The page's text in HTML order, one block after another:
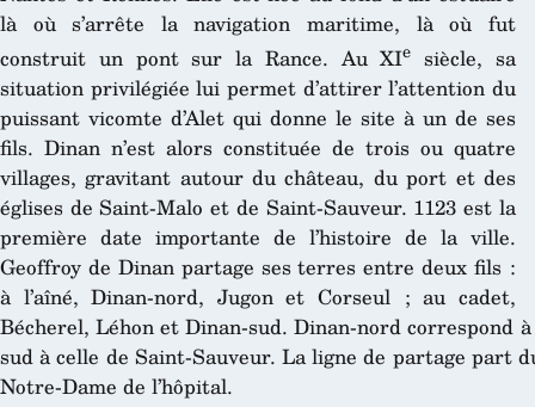
là où s’arrête la navigation maritime, là où fut
construit un pont sur la Rance. Au XIe siècle, sa
situation privilégiée lui permet d’attirer l’attention du
puissant vicomte d’Alet qui donne le site à un de ses
fils. Dinan n’est alors constituée de trois ou quatre
villages, gravitant autour du château, du port et des
églises de Saint-Malo et de Saint-Sauveur. 1123 est la
première date importante de l’histoire de la ville.
Geoffroy de Dinan partage ses terres entre deux fils :
à l’aîné, Dinan-nord, Jugon et Corseul ; au cadet,
Bécherel, Léhon et Dinan-sud. Dinan-nord correspond
sud à celle de Saint-Sauveur. La ligne de partage part
Notre-Dame de l’hôpital.